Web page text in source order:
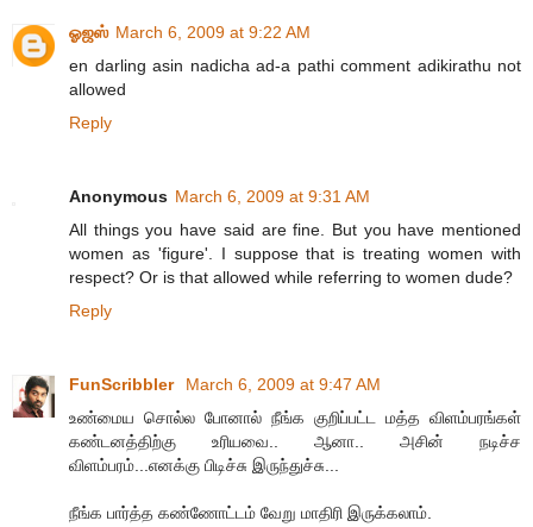
ஓஜஸ் March 6, 2009 at 9:22 AM
en darling asin nadicha ad-a pathi comment adikirathu not
allowed
Reply
Anonymous March 6, 2009 at 9:31 AM
All things you have said are fine. But you have mentioned
women as 'figure'. I suppose that is treating women with
respect? Or is that allowed while referring to women dude?
Reply
FunScribbler
March 6, 2009 at 9:47 AM
உண்மைய சொல்ல போனால் நீங்க குறிப்பட்ட மத்த விளம்பரங்கள்
கண்டனத்திற்கு உரியவை.. ஆனா.. அசின் நடிச்ச
விளம்பரம்...எனக்கு பிடிச்சு இருந்துச்சு...
நீங்க பார்த்த கண்ணோட்டம் வேறு மாதிரி இருக்கலாம்.